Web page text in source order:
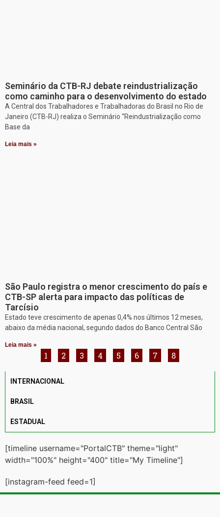
Seminário da CTB-RJ debate reindustrialização
como caminho para o desenvolvimento do estado
A Central dos Trabalhadores e Trabalhadoras do Brasil no Rio de
Janeiro (CTB-RJ) realiza o Seminário “Reindustrialização como
Base da
Leia mais »
São Paulo registra o menor crescimento do país e
CTB-SP alerta para impacto das políticas de
Tarcísio
Estado teve crescimento de apenas 0,4% nos últimos 12 meses,
abaixo da média nacional, segundo dados do Banco Central São
Leia mais »
1 2 3 4 5 6 7 8
INTERNACIONAL
BRASIL
ESTADUAL
[timeline username="PortalCTB" theme="light"
width="100%" height="400" title="My Timeline"]
[instagram-feed feed=1]